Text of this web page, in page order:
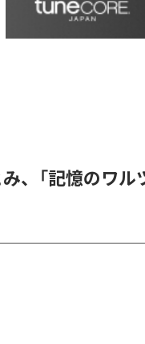
、「記憶のワル